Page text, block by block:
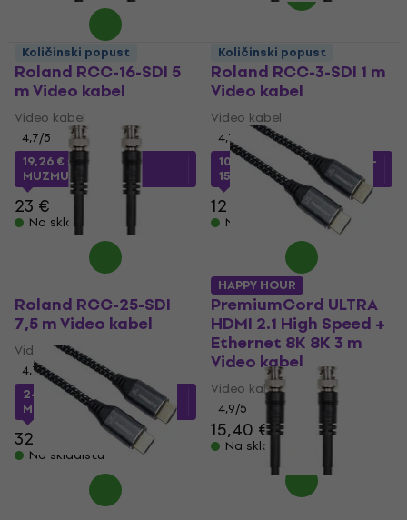
Roland RCC-16-SDI 5
m Video kabel
Video kabel
4,7/5
19,26 € s kodom
MUZMUZ-15
23 €
Na skladištu
Roland RCC-3-SDI 1 m
Video kabel
Video kabel
4,7
10,13 €s kodomMUZMUZ-
15
12 €
Na skladištu
Količinski popust
Roland RCC-25-SDI
7,5 m Video kabel
Video kabel
4,7/5
24,09 €s kodom
MUZMUZ-20
32 €
Na skladištu
Količinski popust
PremiumCord ULTRA
HDMI 2.1 High Speed +
Ethernet 8K 8K 3 m
Video kabel
Video kabel
4,9/5
15,40 €
Na skladištu
HAPPY HOUR